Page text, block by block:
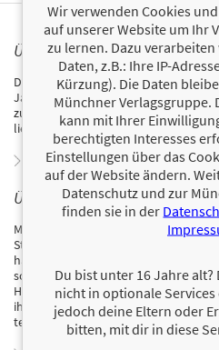
ÜBER CARINA HEER
Dr. Carina Heer schwört auf
Jahres-Pläne, um ein bisschen
zu bringen. Denn ein guter Plan ist
liebt es, wenn ein Plan funktioniert.
Zum Profil von Carina Heer
ÜBER MARILENA FRIESE
Marilena Friese wurde 1995 in
Studium der
hatte, veranlasste sie ihre
schließlich dazu, zusätzlich
Heute arbeitet sie als selbstständige
ihrem Ziel, ihre Kreativität ständig
teilt sie auf Instagram unter
Wir verwenden Cookies
auf unserer Website um Ihr
zu lernen. Dazu
Daten, z.B.: Ihre IP-
Kürzung). Die Daten
Münchner Verlagsgruppe.
kann mit Ihrer
berechtigten Interesses
Einstellungen über das
auf der Website ändern.
Datenschutz und zur
finden sie in der
Du bist unter 16 Jahre
nicht in optionale
jedoch deine Eltern oder
bitten, mit dir in diese